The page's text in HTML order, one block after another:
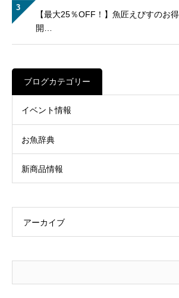
3
【最大25％OFF！】魚匠えびすのお
開…
ブログカテゴリー
イベント情報
お魚辞典
新商品情報
アーカイブ